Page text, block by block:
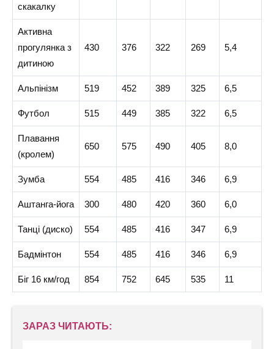
скакалку
Активна
прогулянка з
дитиною
430 376 322 269 5,4
Альпінізм 519 452 389 325 6,5
Футбол 515 449 385 322 6,5
Плавання
(кролем)
650 575 490 405 8,0
Зумба 554 485 416 346 6,9
Аштанга-йога 300 480 420 360 6,0
Танці (диско) 554 485 416 347 6,9
Бадмінтон 554 485 416 346 6,9
Біг 16 км/год 854 752 645 535 11
ЗАРАЗ ЧИТАЮТЬ: